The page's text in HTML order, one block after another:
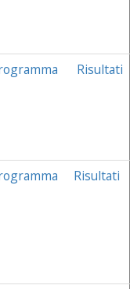
Risultati
Risultati